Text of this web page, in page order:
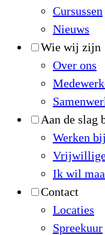
Cursussen
Nieuws
Wie wij zijn
Over ons
Aan de slag
Werken bij
Ik wil
Contact
Locaties
Spreekuur